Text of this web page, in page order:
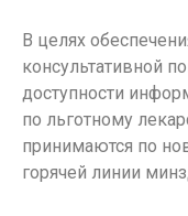
В целях
консультативной
доступности
по льготному
принимаются по
горячей линии